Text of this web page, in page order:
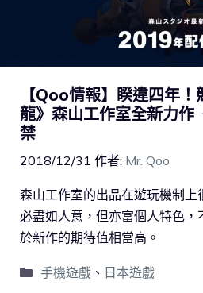
【Qoo情報】睽違四年
龍》森山工作室全新力作
禁
2018/12/31 作者: Mr. Qoo
森山工作室的出品在遊玩機制上
必盡如人意，但亦富個人特色，
於新作的期待值相當高。
手機遊戲、 日本遊戲